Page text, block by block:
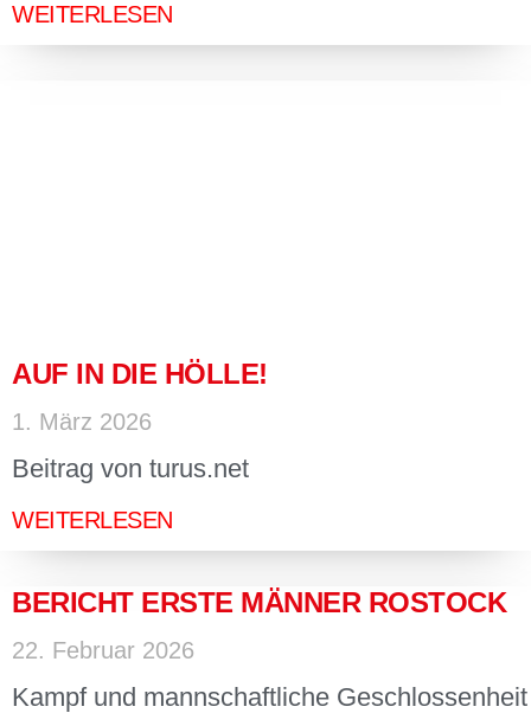
WEITERLESEN
AUF IN DIE HÖLLE!
1. März 2026
Beitrag von turus.net
WEITERLESEN
BERICHT ERSTE MÄNNER ROSTOCK
22. Februar 2026
Kampf und mannschaftliche Geschlossenheit